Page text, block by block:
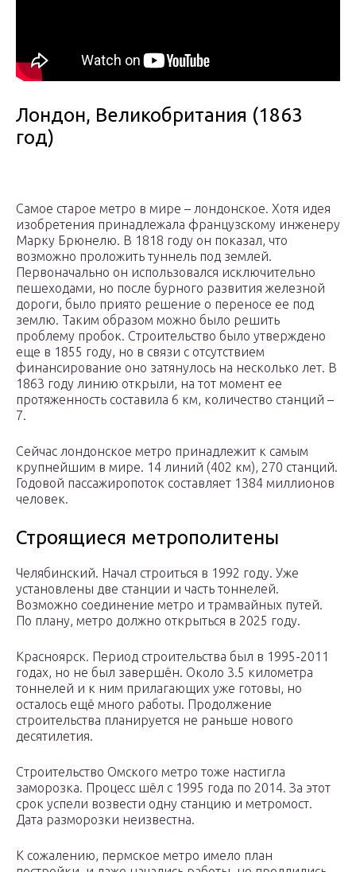
Лондон, Великобритания (1863
год)
Самое старое метро в мире – лондонское. Хотя идея
изобретения принадлежала французскому инженеру
Марку Брюнелю. В 1818 году он показал, что
возможно проложить туннель под землей.
Первоначально он использовался исключительно
пешеходами, но после бурного развития железной
дороги, было приято решение о переносе ее под
землю. Таким образом можно было решить
проблему пробок. Строительство было утверждено
еще в 1855 году, но в связи с отсутствием
финансирование оно затянулось на несколько лет. В
1863 году линию открыли, на тот момент ее
протяженность составила 6 км, количество станций –
7.
Сейчас лондонское метро принадлежит к самым
крупнейшим в мире. 14 линий (402 км), 270 станций.
Годовой пассажиропоток составляет 1384 миллионов
человек.
Строящиеся метрополитены
Челябинский. Начал строиться в 1992 году. Уже
установлены две станции и часть тоннелей.
Возможно соединение метро и трамвайных путей.
По плану, метро должно открыться в 2025 году.
Красноярск. Период строительства был в 1995-2011
годах, но не был завершён. Около 3.5 километра
тоннелей и к ним прилагающих уже готовы, но
осталось ещё много работы. Продолжение
строительства планируется не раньше нового
десятилетия.
Строительство Омского метро тоже настигла
заморозка. Процесс шёл с 1995 года по 2014. За этот
срок успели возвести одну станцию и метромост.
Дата разморозки неизвестна.
К сожалению, пермское метро имело план